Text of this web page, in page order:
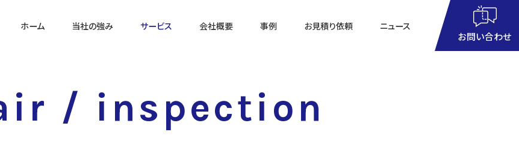
お問い合わせ
ホーム 当社の強み サービス
修理・点検
会社概要 事例 お見積り依頼 ニュース
/ inspection